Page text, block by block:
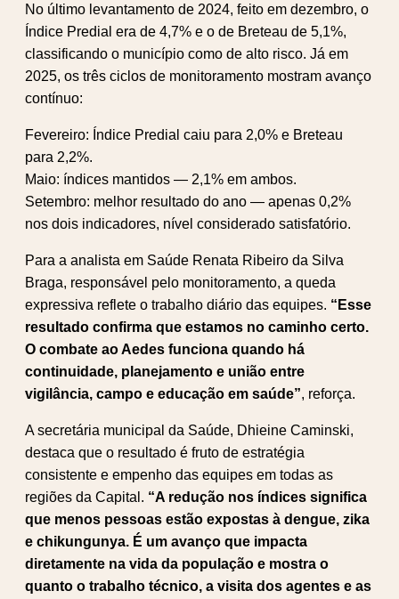
No último levantamento de 2024, feito em dezembro, o
Índice Predial era de 4,7% e o de Breteau de 5,1%,
classificando o município como de alto risco. Já em
2025, os três ciclos de monitoramento mostram avanço
contínuo:
Fevereiro: Índice Predial caiu para 2,0% e Breteau
para 2,2%.
Maio: índices mantidos — 2,1% em ambos.
Setembro: melhor resultado do ano — apenas 0,2%
nos dois indicadores, nível considerado satisfatório.
Para a analista em Saúde Renata Ribeiro da Silva
Braga, responsável pelo monitoramento, a queda
expressiva reflete o trabalho diário das equipes. “Esse
resultado confirma que estamos no caminho certo.
O combate ao Aedes funciona quando há
continuidade, planejamento e união entre
vigilância, campo e educação em saúde”, reforça.
A secretária municipal da Saúde, Dhieine Caminski,
destaca que o resultado é fruto de estratégia
consistente e empenho das equipes em todas as
regiões da Capital. “A redução nos índices significa
que menos pessoas estão expostas à dengue, zika
e chikungunya. É um avanço que impacta
diretamente na vida da população e mostra o
quanto o trabalho técnico, a visita dos agentes e as